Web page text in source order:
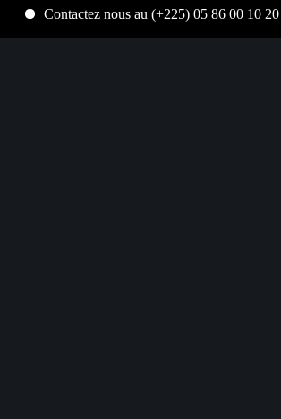
Contactez nous au (+225) 05 86 00 10 20